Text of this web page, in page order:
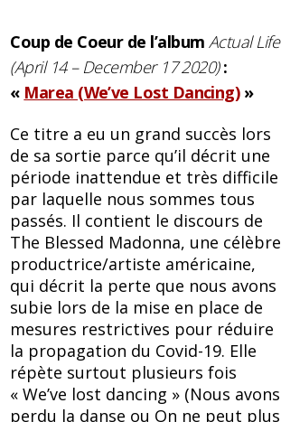
Coup de Coeur de l’album Actual Life
(April 14 – December 17 2020):
« Marea (We’ve Lost Dancing)»
Ce titre a eu un grand succès lors
de sa sortie parce qu’il décrit une
période inattendue et très difficile
par laquelle nous sommes tous
passés. Il contient le discours de
The Blessed Madonna, une célèbre
productrice/artiste américaine,
qui décrit la perte que nous avons
subie lors de la mise en place de
mesures restrictives pour réduire
la propagation du Covid-19. Elle
répète surtout plusieurs fois
« We’ve lost dancing » (Nous avons
perdu la danse ou On ne peut plus